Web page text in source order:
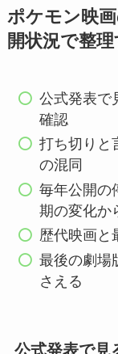
ポケモン映
開状況で整理
公式発表で
確認
打ち切りと
の混同
毎年公開の
期の変化か
歴代映画と
最後の劇場
さえる
公式発表で見